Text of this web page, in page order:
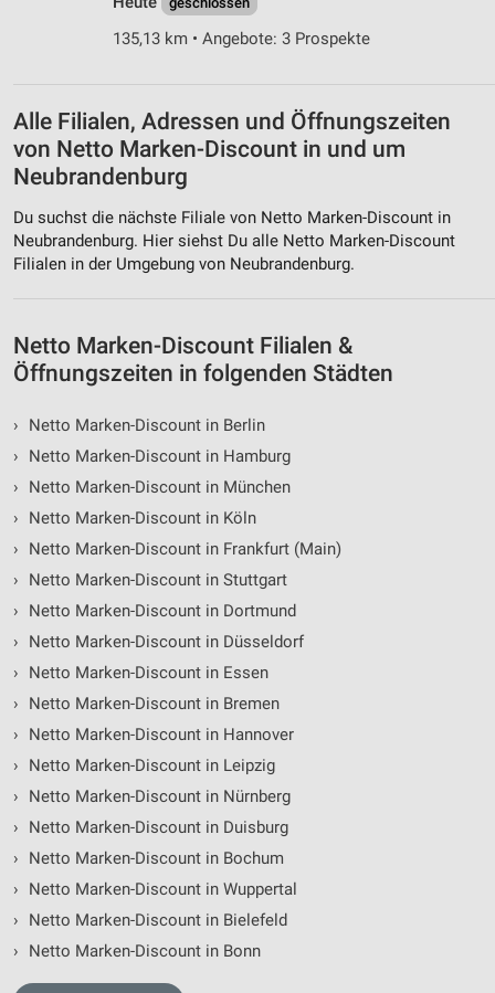
135,13 km • Angebote: 3 Prospekte
Alle Filialen, Adressen und Öffnungszeiten
von Netto Marken-Discount in und um
Neubrandenburg
Du suchst die nächste Filiale von Netto Marken-Discount in
Neubrandenburg. Hier siehst Du alle Netto Marken-Discount
Filialen in der Umgebung von Neubrandenburg.
Netto Marken-Discount Filialen &
Öffnungszeiten in folgenden Städten
›
Netto Marken-Discount in Berlin
›
Netto Marken-Discount in Hamburg
›
Netto Marken-Discount in München
›
Netto Marken-Discount in Köln
›
Netto Marken-Discount in Frankfurt (Main)
›
Netto Marken-Discount in Stuttgart
›
Netto Marken-Discount in Dortmund
›
Netto Marken-Discount in Düsseldorf
›
Netto Marken-Discount in Essen
›
Netto Marken-Discount in Bremen
›
Netto Marken-Discount in Hannover
›
Netto Marken-Discount in Leipzig
›
Netto Marken-Discount in Nürnberg
›
Netto Marken-Discount in Duisburg
›
Netto Marken-Discount in Bochum
›
Netto Marken-Discount in Wuppertal
›
Netto Marken-Discount in Bielefeld
›
Netto Marken-Discount in Bonn
Geräte anhand von aktiv angeforderten
Informationen identifizieren
Notwendig
Performance
Werbung